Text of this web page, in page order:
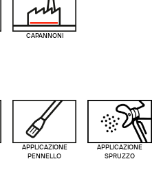
CAPANNONI
APPLICAZIONE
PENNELLO
APPLICAZIONE
SPRUZZO